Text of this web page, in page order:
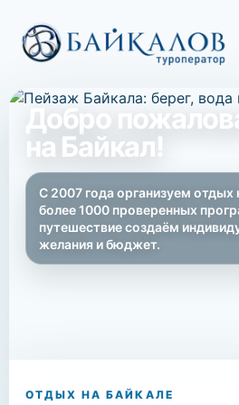
Добро
на Байкал!
С 2007 года организуем отдых
более 1000 проверенных
путешествие создаём
желания и бюджет.
ОТДЫХ НА БАЙКАЛЕ